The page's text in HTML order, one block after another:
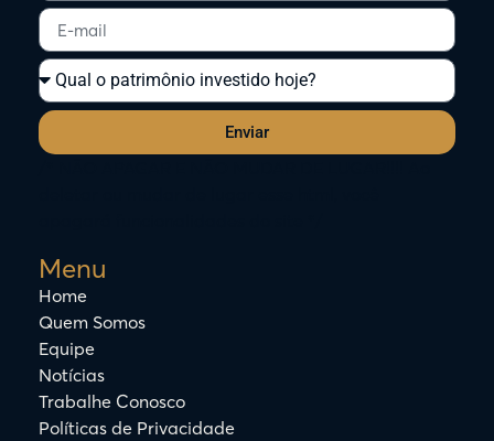
Menu
Home
Quem Somos
Equipe
Notícias
Trabalhe Conosco
Políticas de Privacidade
Enviar